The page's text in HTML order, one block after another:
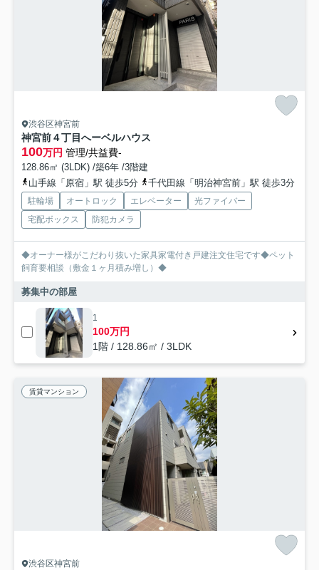
渋谷区神宮前
神宮前４丁目へーベルハウス
100万円 管理/共益費-
128.86㎡ (3LDK) /築6年 /3階建
山手線「原宿」駅 徒歩5分
千代田線「明治神宮前」駅 徒歩3分
駐輪場 オートロック エレベーター
光ファイバー
宅配ボックス
防犯カメラ
◆オーナー様がこだわり抜いた家具家電付き戸建注文住宅です◆ペット
飼育要相談（敷金１ヶ月積み増し）◆
募集中の部屋
1
100万円
1階 / 128.86㎡ / 3LDK
賃貸マンション
渋谷区神宮前